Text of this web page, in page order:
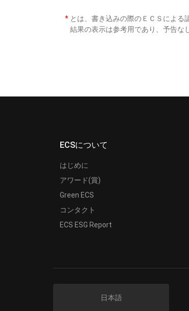
* とは、書き込みの際のＥＣＳによる
結果の表示は参考用であり、予告な
ECSについて
はじめに
アワード(賞)
Green ECS
コンタクト
ECS ESG Report
日本語